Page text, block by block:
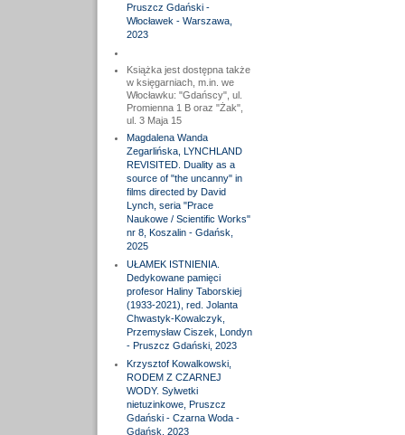
Pruszcz Gdański -
Włocławek - Warszawa,
2023
Książka jest dostępna także
w księgarniach, m.in. we
Włocławku: "Gdańscy", ul.
Promienna 1 B oraz "Żak",
ul. 3 Maja 15
Magdalena Wanda
Zegarlińska, LYNCHLAND
REVISITED. Duality as a
source of "the uncanny" in
films directed by David
Lynch, seria "Prace
Naukowe / Scientific Works"
nr 8, Koszalin - Gdańsk,
2025
UŁAMEK ISTNIENIA.
Dedykowane pamięci
profesor Haliny Taborskiej
(1933-2021), red. Jolanta
Chwastyk-Kowalczyk,
Przemysław Ciszek, Londyn
- Pruszcz Gdański, 2023
Krzysztof Kowalkowski,
RODEM Z CZARNEJ
WODY. Sylwetki
nietuzinkowe, Pruszcz
Gdański - Czarna Woda -
Gdańsk, 2023